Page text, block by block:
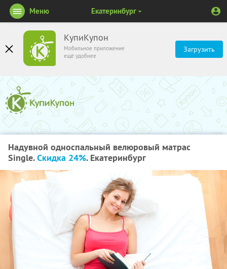
КупиКупон
Мобильное приложение
ещё удобнее
Загрузить
Меню Екатеринбург
Надувной односпальный велюровый матрас
Single.Скидка 24%. Екатеринбург